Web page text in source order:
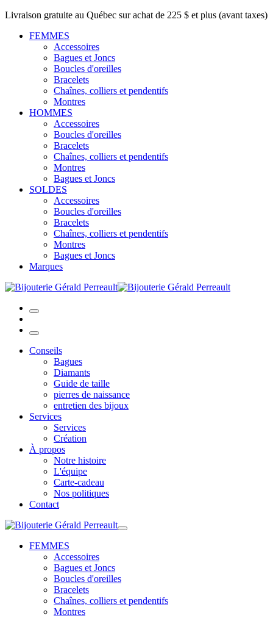
Livraison gratuite au Québec sur achat de 225 $ et plus (avant taxes)
FEMMES
Accessoires
Bagues et Joncs
Boucles d'oreilles
Bracelets
Chaînes, colliers et pendentifs
Montres
HOMMES
Accessoires
Boucles d'oreilles
Bracelets
Chaînes, colliers et pendentifs
Montres
Bagues et Joncs
SOLDES
Accessoires
Boucles d'oreilles
Bracelets
Chaînes, colliers et pendentifs
Montres
Bagues et Joncs
Marques
Conseils
Bagues
Diamants
Guide de taille
pierres de naissance
entretien des bijoux
Services
Services
Création
À propos
Notre histoire
L'équipe
Carte-cadeau
Nos politiques
Contact
FEMMES
Accessoires
Bagues et Joncs
Boucles d'oreilles
Bracelets
Chaînes, colliers et pendentifs
Montres